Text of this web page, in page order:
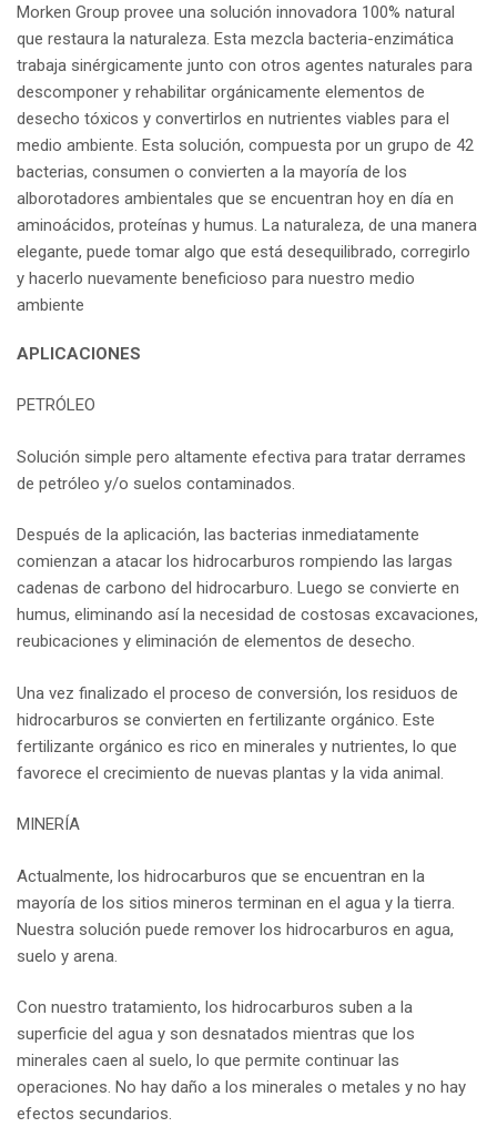
Morken Group provee una solución innovadora 100% natural
que restaura la naturaleza. Esta mezcla bacteria-enzimática
trabaja sinérgicamente junto con otros agentes naturales para
descomponer y rehabilitar orgánicamente elementos de
desecho tóxicos y convertirlos en nutrientes viables para el
medio ambiente. Esta solución, compuesta por un grupo de 42
bacterias, consumen o convierten a la mayoría de los
alborotadores ambientales que se encuentran hoy en día en
aminoácidos, proteínas y humus. La naturaleza, de una manera
elegante, puede tomar algo que está desequilibrado, corregirlo
y hacerlo nuevamente beneficioso para nuestro medio
ambiente
APLICACIONES
PETRÓLEO
Solución simple pero altamente efectiva para tratar derrames
de petróleo y/o suelos contaminados.
Después de la aplicación, las bacterias inmediatamente
comienzan a atacar los hidrocarburos rompiendo las largas
cadenas de carbono del hidrocarburo. Luego se convierte en
humus, eliminando así la necesidad de costosas excavaciones,
reubicaciones y eliminación de elementos de desecho.
Una vez finalizado el proceso de conversión, los residuos de
hidrocarburos se convierten en fertilizante orgánico. Este
fertilizante orgánico es rico en minerales y nutrientes, lo que
favorece el crecimiento de nuevas plantas y la vida animal.
MINERÍA
Actualmente, los hidrocarburos que se encuentran en la
mayoría de los sitios mineros terminan en el agua y la tierra.
Nuestra solución puede remover los hidrocarburos en agua,
suelo y arena.
Con nuestro tratamiento, los hidrocarburos suben a la
superficie del agua y son desnatados mientras que los
minerales caen al suelo, lo que permite continuar las
operaciones. No hay daño a los minerales o metales y no hay
efectos secundarios.